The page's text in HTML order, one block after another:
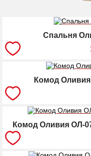
Спальня
Комод
Комод Оливия ОЛ-